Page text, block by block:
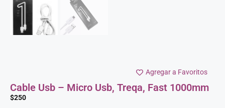
Agregar a Favoritos
Cable Usb – Micro Usb, Treqa, Fast 1000mm
$250